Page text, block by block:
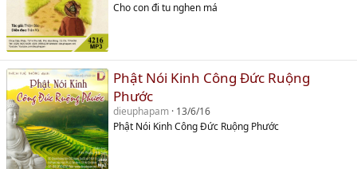
Cho con đi tu nghen má
Phật Nói Kinh Công Đức Ruộng
Phước
dieuphapam 13/6/16
Phật Nói Kinh Công Đức Ruộng Phước